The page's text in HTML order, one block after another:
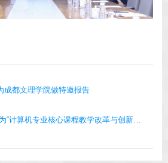
成都文理学院做特邀报告
林子雨老师应邀为“计算机专业核心课程教学改革与创新研讨会（成都站）”做报告